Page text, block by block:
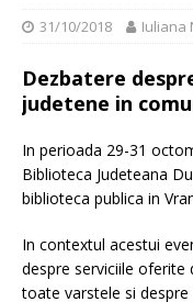
31/10/2018 Iuliana
Dezbatere
judetene in
In perioada 29-31
Biblioteca Judeteana
biblioteca publica in
In contextul acestui
despre serviciile oferite
toate varstele si